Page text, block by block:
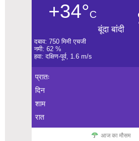
+34°C
बूंदा बांदी
दबाव: 750 मिमी एचजी
नमी: 62 %
हवा: दक्षिण-पूर्व, 1.6 m/s
प्रातः
दिन
शाम
रात
आज का मौसम